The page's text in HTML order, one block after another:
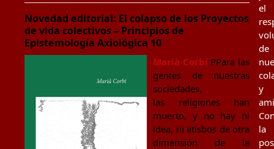
Novedad editorial: El colapso de los Proyectos
de vida colectivos – Principios de
Epistemología Axiológica 10
Marià CorbíPPara las
gentes de nuestras
sociedades,
las religiones han
muerto, y no hay ni
idea, ni atisbos de otra
dimensión de la
el
de
y
la